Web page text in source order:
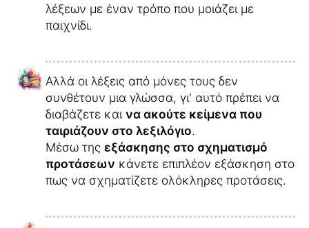
λέξεων με έναν τρόπο που μοιάζει με
παιχνίδι.
Αλλά οι λέξεις από μόνες τους δεν
συνθέτουν μια γλώσσα, γι' αυτό πρέπει να
διαβάζετε και να ακούτε κείμενα που
ταιριάζουν στο λεξιλόγιο.
Μέσω της εξάσκησης στο σχηματισμό
προτάσεων κάνετε επιπλέον εξάσκηση στο
πως να σχηματίζετε ολόκληρες προτάσεις.